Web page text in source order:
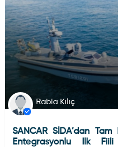
Rabia Kılıç
SANCAR SİDA’dan
Entegrasyonlu Ilk Fiili